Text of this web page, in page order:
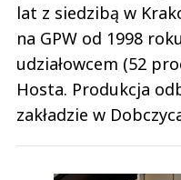
lat z siedzibą w
na GPW od 1998
udziałowcem (52
Hosta. Produkcja
zakładzie w